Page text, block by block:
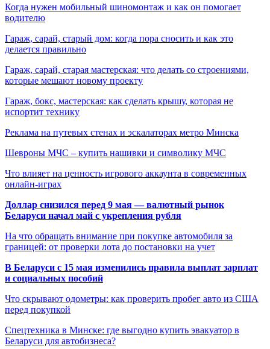
Когда нужен мобильный шиномонтаж и как он помогает
водителю
Гараж, сарай, старый дом: когда пора сносить и как это
делается правильно
Гараж, сарай, старая мастерская: что делать со строениями,
которые мешают новому проекту
Гараж, бокс, мастерская: как сделать крышу, которая не
испортит технику
Реклама на путевых стенах и эскалаторах метро Минска
Шевроны МЧС – купить нашивки и символику МЧС
Что влияет на ценность игрового аккаунта в современных
онлайн-играх
Доллар снизился перед 9 мая — валютный рынок
Беларуси начал май с укрепления рубля
На что обращать внимание при покупке автомобиля за
границей: от проверки лота до постановки на учет
В Беларуси с 15 мая изменились правила выплат зарплат
и социальных пособий
Что скрывают одометры: как проверить пробег авто из США
перед покупкой
Спецтехника в Минске: где выгодно купить эвакуатор в
Беларуси для автобизнеса?